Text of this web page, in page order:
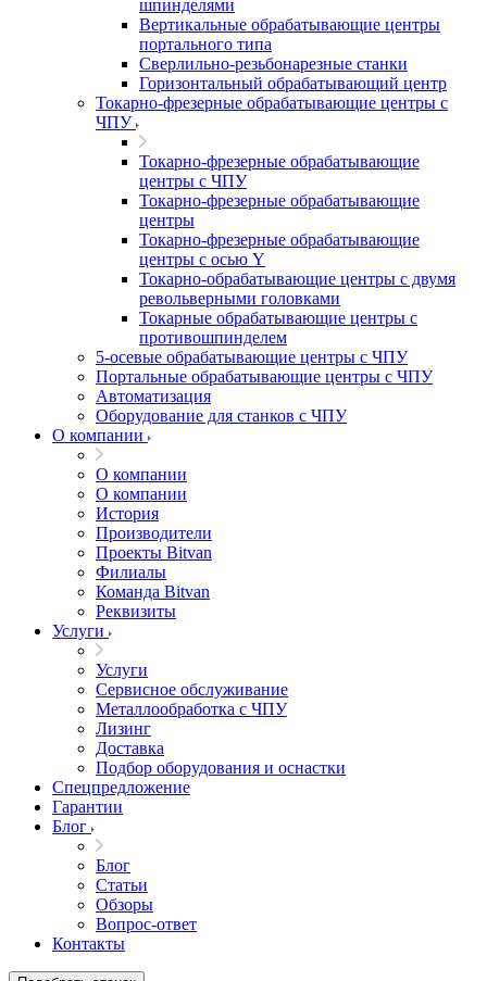
шпинделями
Вертикальные обрабатывающие центры
портального типа
Сверлильно-резьбонарезные станки
Горизонтальный обрабатывающий центр
Токарно-фрезерные обрабатывающие центры с
ЧПУ
Токарно-фрезерные обрабатывающие
центры с ЧПУ
Токарно-фрезерные обрабатывающие
центры
Токарно-фрезерные обрабатывающие
центры с осью Y
Токарно-обрабатывающие центры c двумя
револьверными головками
Токарные обрабатывающие центры с
противошпинделем
5-осевые обрабатывающие центры с ЧПУ
Портальные обрабатывающие центры с ЧПУ
Автоматизация
Оборудование для станков с ЧПУ
О компании
О компании
О компании
История
Производители
Проекты Bitvan
Филиалы
Команда Bitvan
Реквизиты
Услуги
Услуги
Сервисное обслуживание
Металлообработка с ЧПУ
Лизинг
Доставка
Подбор оборудования и оснастки
Спецпредложение
Гарантии
Блог
Блог
Статьи
Обзоры
Вопрос-ответ
Контакты